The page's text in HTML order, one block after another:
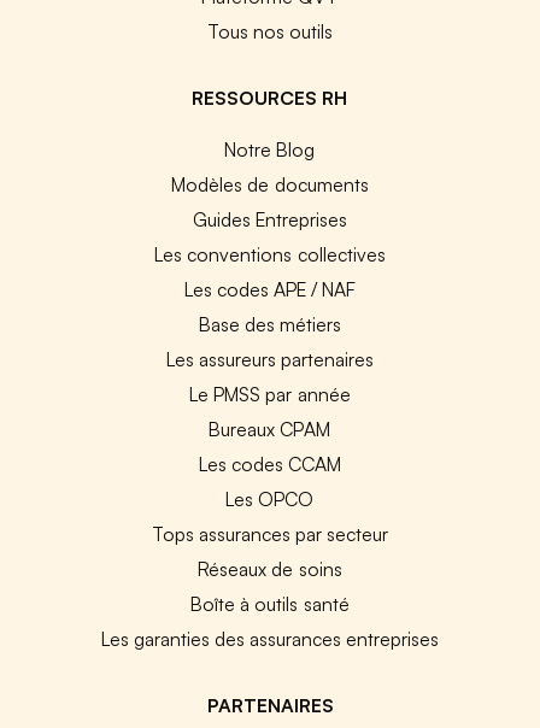
Tous nos outils
RESSOURCES RH
Notre Blog
Modèles de documents
Guides Entreprises
Les conventions collectives
Les codes APE / NAF
Base des métiers
Les assureurs partenaires
Le PMSS par année
Bureaux CPAM
Les codes CCAM
Les OPCO
Tops assurances par secteur
Réseaux de soins
Boîte à outils santé
Les garanties des assurances entreprises
PARTENAIRES